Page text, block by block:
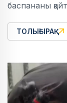
баспананы
ТОЛЫҒЫРАҚ